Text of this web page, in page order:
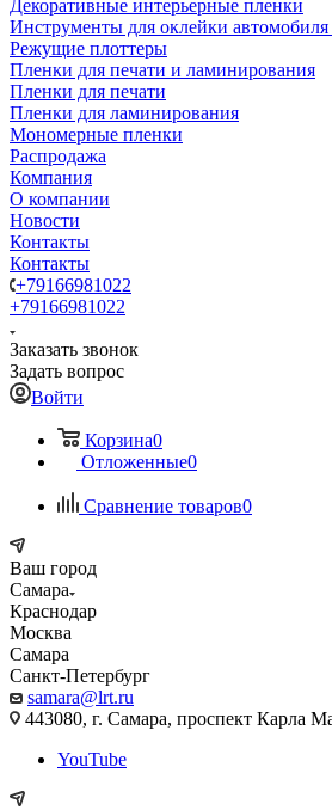
Декоративные интерьерные пленки
Инструменты для оклейки автомобиля
Режущие плоттеры
Пленки для печати и ламинирования
Пленки для печати
Пленки для ламинирования
Мономерные пленки
Распродажа
Компания
О компании
Новости
Контакты
Контакты
+79166981022
+79166981022
Заказать звонок
Задать вопрос
Войти
Корзина0
Отложенные0
Сравнение товаров0
Ваш город
Самара
Краснодар
Москва
Самара
Санкт-Петербург
samara@lrt.ru
443080, г. Самара, проспект Карла
YouTube